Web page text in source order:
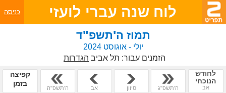
לוח שנה עברי לועזי כניסה
תמוז ה'תשפ"ד
יולי - אוגוסט 2024
הזמנים עבור: תל אביב הגדרות
לחודש
הנוכחי
אב ה'תשפ"ג סיוון אב ה'תשפ"ה
קפיצה
בזמן